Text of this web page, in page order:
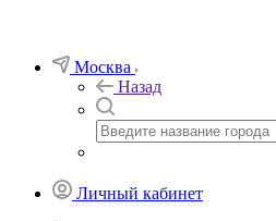
Москва
Назад
Личный кабинет